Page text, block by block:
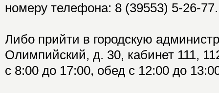
номеру телефона: 8 (39553) 5-26-77.
Либо прийти в городскую
Олимпийский, д. 30, кабинет 111,
с 8:00 до 17:00, обед с 12:00 до